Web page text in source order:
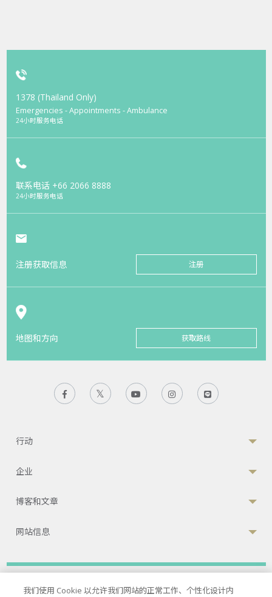
1378 (Thailand Only)
Emergencies - Appointments - Ambulance
24小时服务电话
联系电话+66 2066 8888
24小时服务电话
注册获取信息 注册
地图和方向 获取路线
行动
企业
博客和文章
网站信息
隐私政策 | 服务条款 | Cookies政策
我们使用 Cookie 以允许我们网站的正常工作、个性化设计内